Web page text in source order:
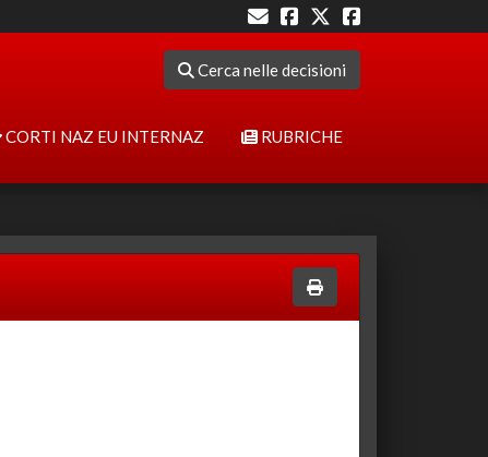
Cerca nelle decisioni
CORTI NAZ EU INTERNAZ RUBRICHE